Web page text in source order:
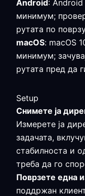
Android: Android
минимум;
рутата по
macOS: macOS
минимум;
рутата пред да
Setup
Снимете ја
Измерете ја
задачата,
стабилноста и
треба да го
Поврзете една
поддржан